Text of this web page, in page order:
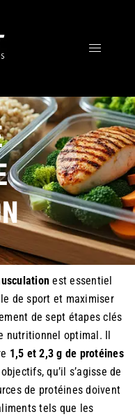
est essentiel
de sport et maximiser
de sept étapes clés
nutritionnel optimal. Il
1,5 et 2,3 g de protéines
qu’il s’agisse de
de protéines doivent
tels que les